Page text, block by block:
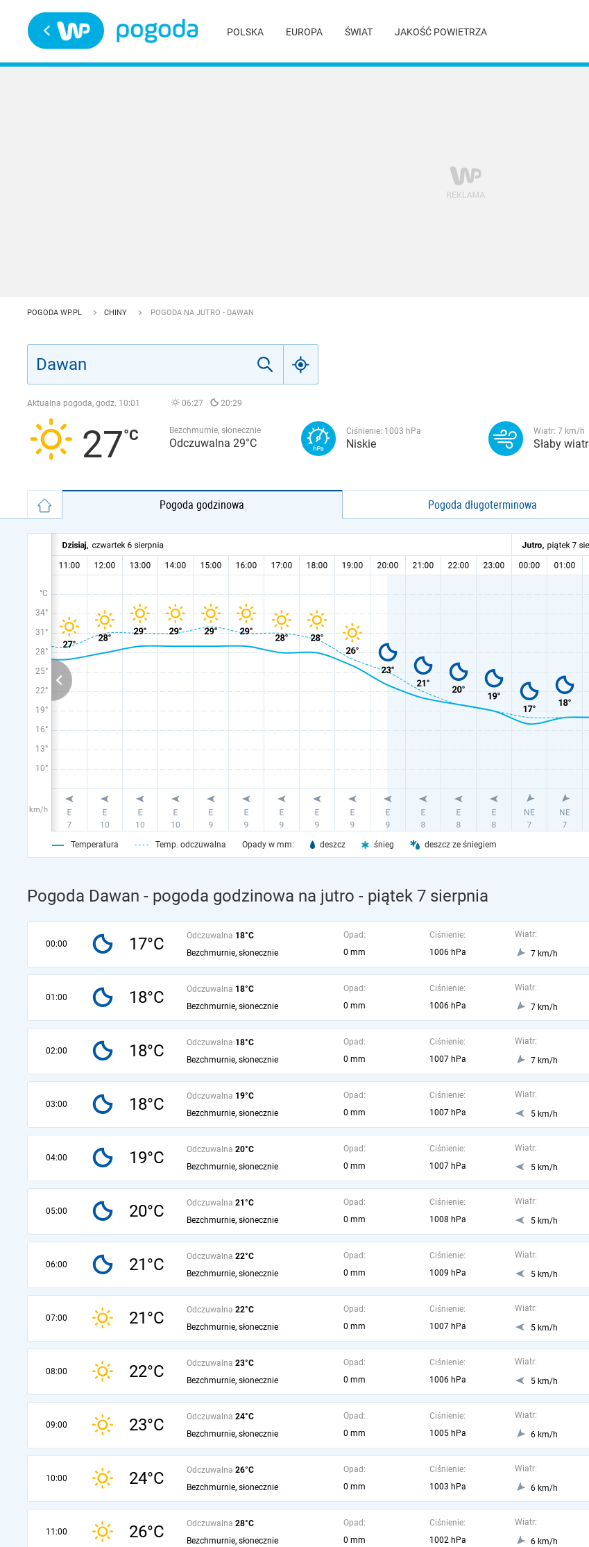
POLSKA EUROPA ŚWIAT JAKOŚĆ POWIETRZA
POGODA WP.PL CHINY POGODA NA JUTRO - DAWAN
Aktualna pogoda, godz. 10:01 06:27 20:29
27 Bezchmurnie, słonecznie
Odczuwalna 29°C
Ciśnienie: 1003 hPa
Niskie
Wiatr: 7 km/h
Słaby wiatr
Pogoda godzinowa Pogoda długoterminowa
°C
34°
31°
28°
25°
22°
19°
16°
13°
10°
km/h
Temperatura Temp. odczuwalna Opady w mm: deszcz śnieg deszcz ze śniegiem
Pogoda Dawan - pogoda godzinowa na jutro - piątek 7 sierpnia
00:00 17°C Odczuwalna 18°C
Bezchmurnie, słonecznie
Opad:
0 mm
Ciśnienie:
1006 hPa
Wiatr:
7 km/h
01:00 18°C Odczuwalna 18°C
Bezchmurnie, słonecznie
Opad:
0 mm
Ciśnienie:
1006 hPa
Wiatr:
7 km/h
02:00 18°C Odczuwalna 18°C
Bezchmurnie, słonecznie
Opad:
0 mm
Ciśnienie:
1007 hPa
Wiatr:
7 km/h
03:00 18°C Odczuwalna 19°C
Bezchmurnie, słonecznie
Opad:
0 mm
Ciśnienie:
1007 hPa
Wiatr:
5 km/h
04:00 19°C Odczuwalna 20°C
Bezchmurnie, słonecznie
Opad:
0 mm
Ciśnienie:
1007 hPa
Wiatr:
5 km/h
05:00 20°C Odczuwalna 21°C
Bezchmurnie, słonecznie
Opad:
0 mm
Ciśnienie:
1008 hPa
Wiatr:
5 km/h
06:00 21°C Odczuwalna 22°C
Bezchmurnie, słonecznie
Opad:
0 mm
Ciśnienie:
1009 hPa
Wiatr:
5 km/h
07:00 21°C Odczuwalna 22°C
Bezchmurnie, słonecznie
Opad:
0 mm
Ciśnienie:
1007 hPa
Wiatr:
5 km/h
08:00 22°C Odczuwalna 23°C
Bezchmurnie, słonecznie
Opad:
0 mm
Ciśnienie:
1006 hPa
Wiatr:
5 km/h
09:00 23°C Odczuwalna 24°C
Bezchmurnie, słonecznie
Opad:
0 mm
Ciśnienie:
1005 hPa
Wiatr:
6 km/h
10:00 24°C Odczuwalna 26°C
Bezchmurnie, słonecznie
Opad:
0 mm
Ciśnienie:
1003 hPa
Wiatr:
6 km/h
11:00 26°C Odczuwalna 28°C
Bezchmurnie, słonecznie
Opad:
0 mm
Ciśnienie:
1002 hPa
Wiatr:
6 km/h